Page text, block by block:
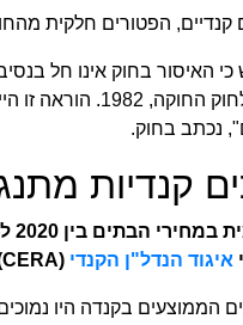
קנדיים, הפטורים חלקית
האיסור בחוק אינו חל
ומאושרות על ידי
נכתב בחוק.‏
קנדיות
‏איגוד הנדל"ן הקנדי‏ ‏ (CERA), המבקר את החוק החדש.‏